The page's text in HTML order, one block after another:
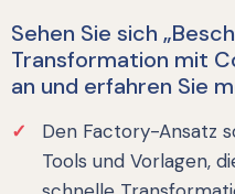
Sehen Sie sich
Transformation mit
an und erfahren Sie
Den Factory-Ansatz
Tools und Vorlagen,